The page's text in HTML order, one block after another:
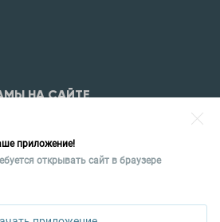
НА САЙТЕ
3 этаж
приложение!
открывать сайт в браузере